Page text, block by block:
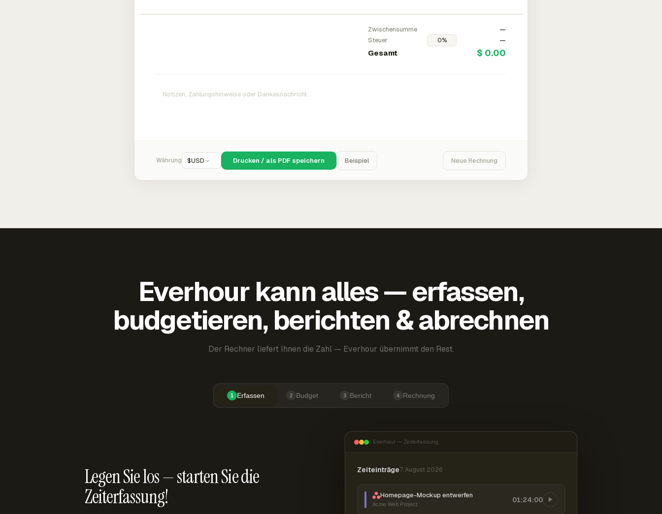
Zwischensumme
—
Steuer
—
Gesamt $ 0.00
Währung $USD Drucken / als PDF speichern Beispiel Neue Rechnung
Everhour kann alles — erfassen,
budgetieren, berichten & abrechnen
Der Rechner liefert Ihnen die Zahl — Everhour übernimmt den Rest.
1 Erfassen 2 Budget 3 Bericht 4 Rechnung
Legen Sie los — starten Sie die
Zeiterfassung!
Everhour — Zeiterfassung
Zeiteinträge7. August 2026
Homepage-Mockup entwerfen
Acme Web Project
01:24:00